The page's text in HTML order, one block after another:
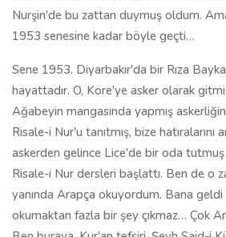
yanında Arapça okuyordum. Bana
okumaktan fazla bir şey çıkmaz… Çok
getirmişim… Onları okuyalım…" dedi. Bir
bana… Daktiloyla yazılmış, teksirle
Risalesi. Onların arasına epeyce gittim
Risale-i Nur'u tam mahiyetiyle, hizmeti
anlayamadım daha. Zaten hepsi hepsi
vardı ellerinde… Birkaç tane genç
geliyorlardı... Yine hizmeti tam
böyle geldi geçti günler.